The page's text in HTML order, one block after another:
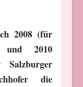
2008 (für
und 2010
die